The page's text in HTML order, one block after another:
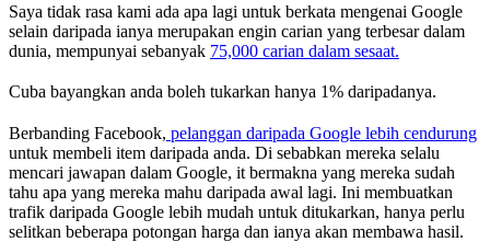
Saya tidak rasa kami ada apa lagi untuk berkata mengenai Google
selain daripada ianya merupakan engin carian yang terbesar dalam
dunia, mempunyai sebanyak 75,000 carian dalam sesaat.
Cuba bayangkan anda boleh tukarkan hanya 1% daripadanya.
Berbanding Facebook, pelanggan daripada Google lebih cendurung
untuk membeli item daripada anda. Di sebabkan mereka selalu
mencari jawapan dalam Google, it bermakna yang mereka sudah
tahu apa yang mereka mahu daripada awal lagi. Ini membuatkan
trafik daripada Google lebih mudah untuk ditukarkan, hanya perlu
selitkan beberapa potongan harga dan ianya akan membawa hasil.